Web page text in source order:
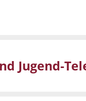
Jugend-